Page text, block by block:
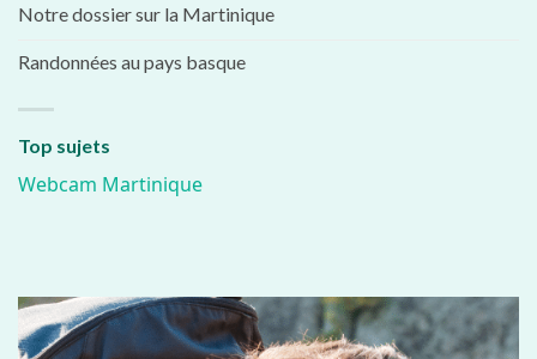
Notre dossier sur la Martinique
Randonnées au pays basque
Top sujets
Webcam Martinique